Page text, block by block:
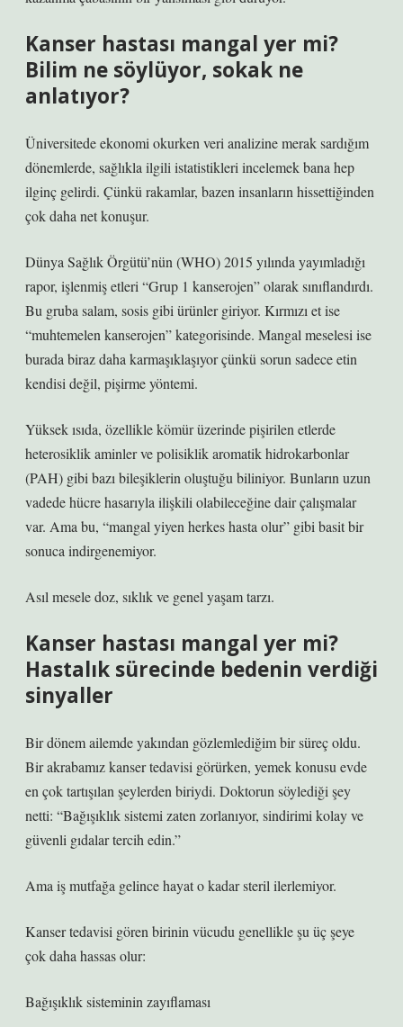
Kanser hastası mangal yer mi?
Bilim ne söylüyor, sokak ne
anlatıyor?
Üniversitede ekonomi okurken veri analizine merak sardığım
dönemlerde, sağlıkla ilgili istatistikleri incelemek bana hep
ilginç gelirdi. Çünkü rakamlar, bazen insanların hissettiğinden
çok daha net konuşur.
Dünya Sağlık Örgütü’nün (WHO) 2015 yılında yayımladığı
rapor, işlenmiş etleri “Grup 1 kanserojen” olarak sınıflandırdı.
Bu gruba salam, sosis gibi ürünler giriyor. Kırmızı et ise
“muhtemelen kanserojen” kategorisinde. Mangal meselesi ise
burada biraz daha karmaşıklaşıyor çünkü sorun sadece etin
kendisi değil, pişirme yöntemi.
Yüksek ısıda, özellikle kömür üzerinde pişirilen etlerde
heterosiklik aminler ve polisiklik aromatik hidrokarbonlar
(PAH) gibi bazı bileşiklerin oluştuğu biliniyor. Bunların uzun
vadede hücre hasarıyla ilişkili olabileceğine dair çalışmalar
var. Ama bu, “mangal yiyen herkes hasta olur” gibi basit bir
sonuca indirgenemiyor.
Asıl mesele doz, sıklık ve genel yaşam tarzı.
Kanser hastası mangal yer mi?
Hastalık sürecinde bedenin verdiği
sinyaller
Bir dönem ailemde yakından gözlemlediğim bir süreç oldu.
Bir akrabamız kanser tedavisi görürken, yemek konusu evde
en çok tartışılan şeylerden biriydi. Doktorun söylediği şey
netti: “Bağışıklık sistemi zaten zorlanıyor, sindirimi kolay ve
güvenli gıdalar tercih edin.”
Ama iş mutfağa gelince hayat o kadar steril ilerlemiyor.
Kanser tedavisi gören birinin vücudu genellikle şu üç şeye
çok daha hassas olur:
Bağışıklık sisteminin zayıflaması